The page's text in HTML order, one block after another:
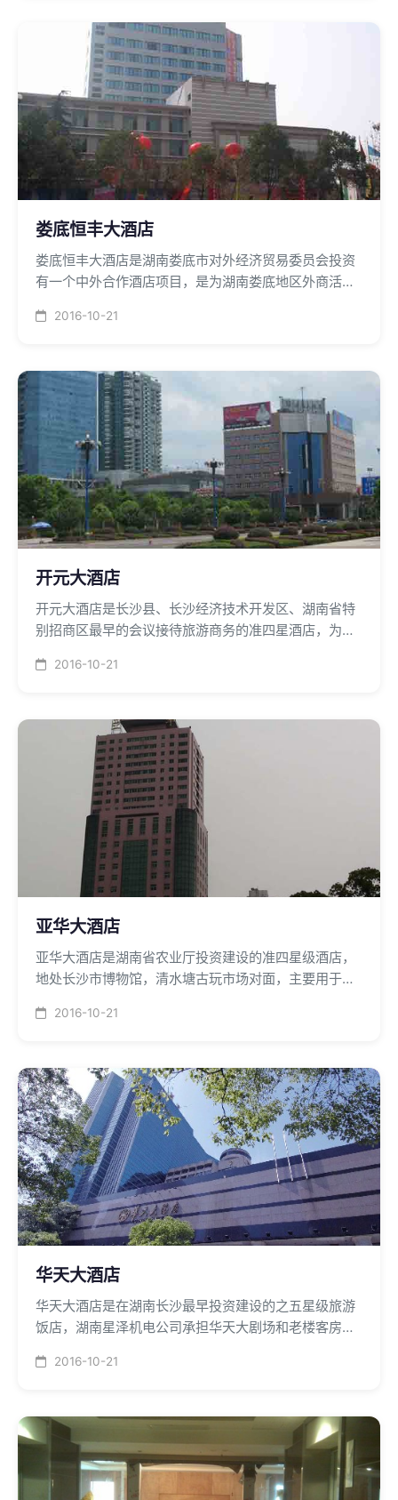
娄底恒丰大酒店
娄底恒丰大酒店是湖南娄底市对外经济贸易委员会投资
有一个中外合作酒店项目，是为湖南娄底地区外商活动
央空调系统采用水冷模块活塞机组和燃气热水锅炉，供
级，各房间的盘管控制采用电子显示三速开关，经济耐
用。
2016-10-21
开元大酒店
开元大酒店是长沙县、长沙经济技术开发区、湖南省特
别招商区最早的会议接待旅游商务的准四星酒店，为长
央空系统制冷和采暖接至长沙县行政中心动力设备站，
酸盐复合材料，进行涂抹方式施工。
2016-10-21
亚华大酒店
亚华大酒店是湖南省农业厅投资建设的准四星级酒店，
地处长沙市博物馆，清水塘古玩市场对面，主要用于农
台150*106Kcal离心机组和二台100*106Kcal燃气热水
进行温度控制，实现有效节能目的。
2016-10-21
华天大酒店
华天大酒店是在湖南长沙最早投资建设的之五星级旅游
饭店，湖南星泽机电公司承担华天大剧场和老楼客房改
2016-10-21